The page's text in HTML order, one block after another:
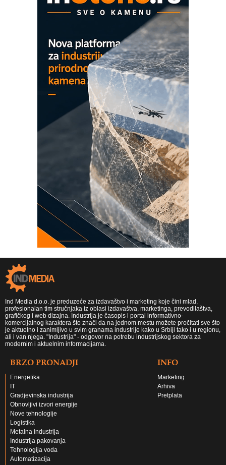
Marcom-plast d.o.o.- vaš pouzdan
CTO - Prilagodite svoju toplinsku
obradu!
Ind Media d.o.o. je preduzeće za izdavaštvo i marketing koje čini mlad,
profesionalan tim stručnjaka iz oblasi izdavaštva, marketinga, prevodilaštva,
grafičkog i web dizajna. Industrija je časopis i portal informativno-
komercijalnog karaktera što znači da na jednom mestu možete pročitati sve što
je aktuelno i zanimljivo u svim granama industrije kako u Srbiji tako i u regionu,
ali i van njega. "Industrija" - odgovor na potrebu industrijskog sektora za
modernim i aktuelnim informacijama.
BRZO PRONADJI
Energetika
IT
Gradjevinska industrija
Obnovljivi izvori energije
Nove tehnologije
Logistika
Metalna industrija
Industrija pakovanja
Tehnologija voda
Automatizacija
INFO
Marketing
Arhiva
Pretplata